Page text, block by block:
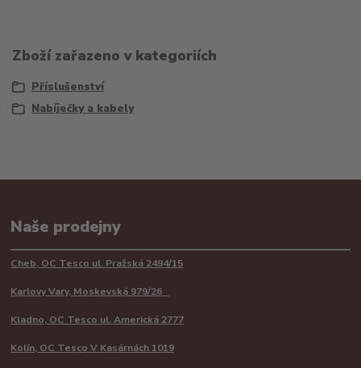
Zboží zařazeno v kategoriích
Příslušenství
Nabíječky a kabely
Naše prodejny
Cheb, OC Tesco ul. Pražská 2494/15
Karlovy Vary, Moskevská 979/26
Kladno, OC Tesco ul. Americká 2777
Kolín, OC Tesco V Kasárnách 1019